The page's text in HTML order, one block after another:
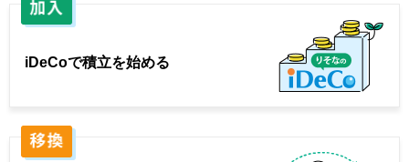
iDeCoで積立を始める